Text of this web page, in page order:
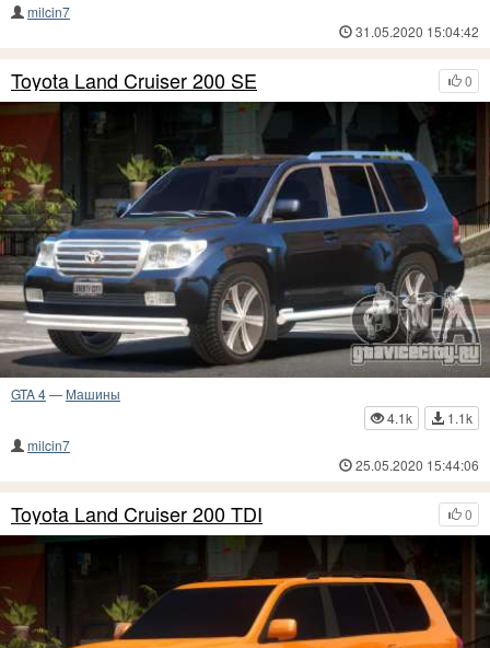
milcin7
31.05.2020 15:04:42
0
Toyota Land Cruiser 200 SE
GTA 4— Машины
4.1k
1.1k
milcin7
25.05.2020 15:44:06
0
Toyota Land Cruiser 200 TDI